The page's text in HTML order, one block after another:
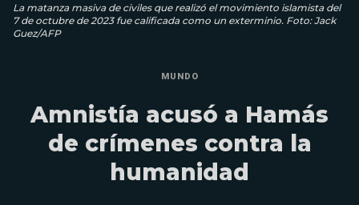
La matanza masiva de civiles que realizó el movimiento islamista del
7 de octubre de 2023 fue calificada como un exterminio. Foto: Jack
Guez/AFP
MUNDO
Amnistía acusó a Hamás
de crímenes contra la
humanidad